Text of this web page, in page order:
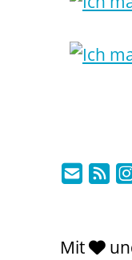
Mit